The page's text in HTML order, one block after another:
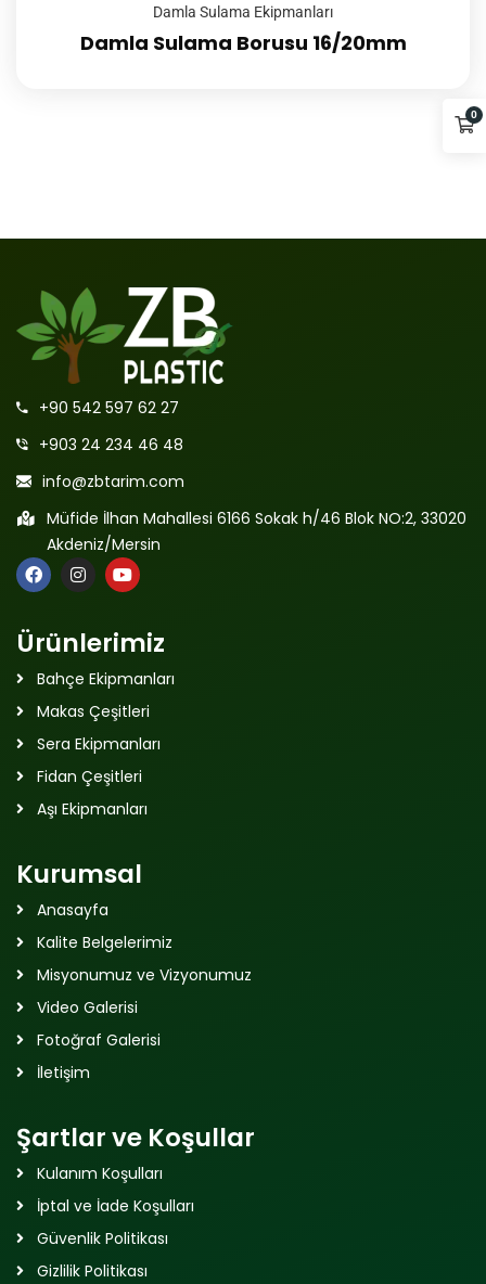
Damla Sulama Ekipmanları
Damla Sulama Borusu 16/20mm
+90 542 597 62 27
+903 24 234 46 48
info@zbtarim.com
Müfide İlhan Mahallesi 6166 Sokak h/46 Blok NO:2, 33020
Akdeniz/Mersin
Ürünlerimiz
Bahçe Ekipmanları
Makas Çeşitleri
Sera Ekipmanları
Fidan Çeşitleri
Aşı Ekipmanları
Kurumsal
Anasayfa
Kalite Belgelerimiz
Misyonumuz ve Vizyonumuz
Video Galerisi
Fotoğraf Galerisi
İletişim
Şartlar ve Koşullar
Kulanım Koşulları
İptal ve İade Koşulları
Güvenlik Politikası
Gizlilik Politikası
0